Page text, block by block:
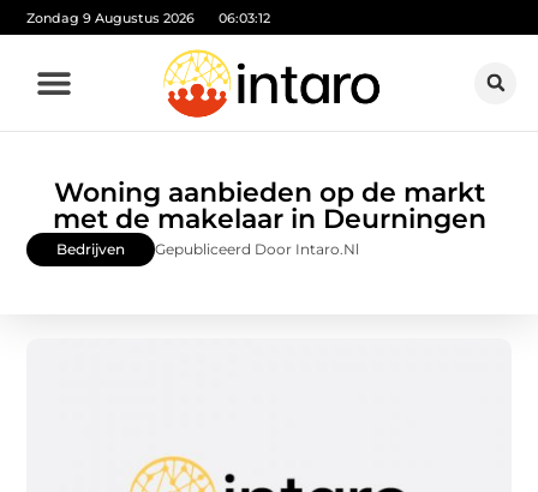
Zondag 9 Augustus 2026 06:03:13
Woning aanbieden op de markt
met de makelaar in Deurningen
Bedrijven Gepubliceerd Door Intaro.nl